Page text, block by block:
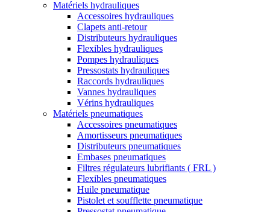
Matériels hydrauliques
Accessoires hydrauliques
Clapets anti-retour
Distributeurs hydrauliques
Flexibles hydrauliques
Pompes hydrauliques
Pressostats hydrauliques
Raccords hydrauliques
Vannes hydrauliques
Vérins hydrauliques
Matériels pneumatiques
Accessoires pneumatiques
Amortisseurs pneumatiques
Distributeurs pneumatiques
Embases pneumatiques
Filtres régulateurs lubrifiants ( FRL )
Flexibles pneumatiques
Huile pneumatique
Pistolet et soufflette pneumatique